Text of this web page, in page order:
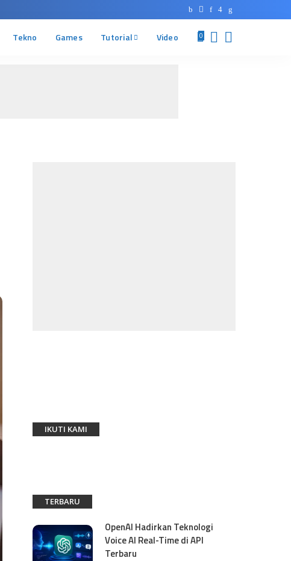
Tekno Games Tutorial Video 0
IKUTI KAMI
TERBARU
OpenAI Hadirkan Teknologi
Voice AI Real-Time di API
Terbaru